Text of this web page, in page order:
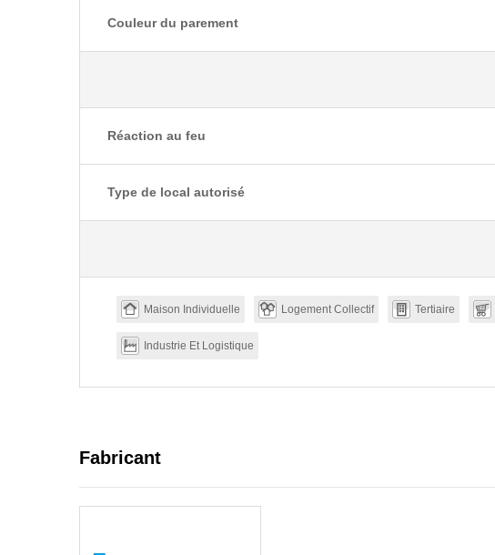
Couleur du parement
Réaction au feu
Type de local autorisé
Maison Individuelle Logement Collectif Tertiaire
Industrie Et Logistique
Fabricant